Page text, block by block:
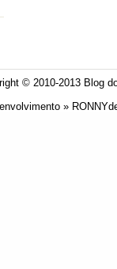
© 2010-2013 Blog
»